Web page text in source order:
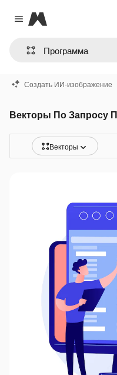
Close menu
Magnific
Создать ИИ-изображение
Векторы По Запросу
Векторы